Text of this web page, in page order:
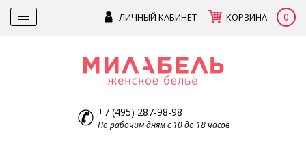
ЛИЧНЫЙ КАБИНЕТ КОРЗИНА 0
+7 (495) 287-98-98
По рабочим дням с 10 до 18 часов